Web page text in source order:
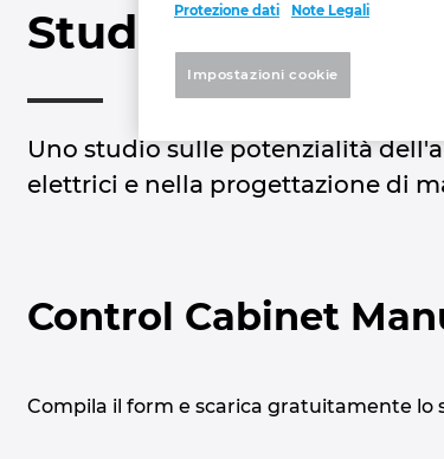
Studio
Uno studio sulle potenzialità
elettrici e nella progettazione di
Control Cabinet
Compila il form e scarica gratuitamente lo
Protezione dati
Note Legali
Impostazioni cookie